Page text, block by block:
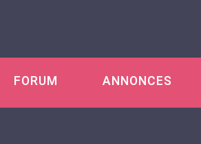
FORUM ANNONCES